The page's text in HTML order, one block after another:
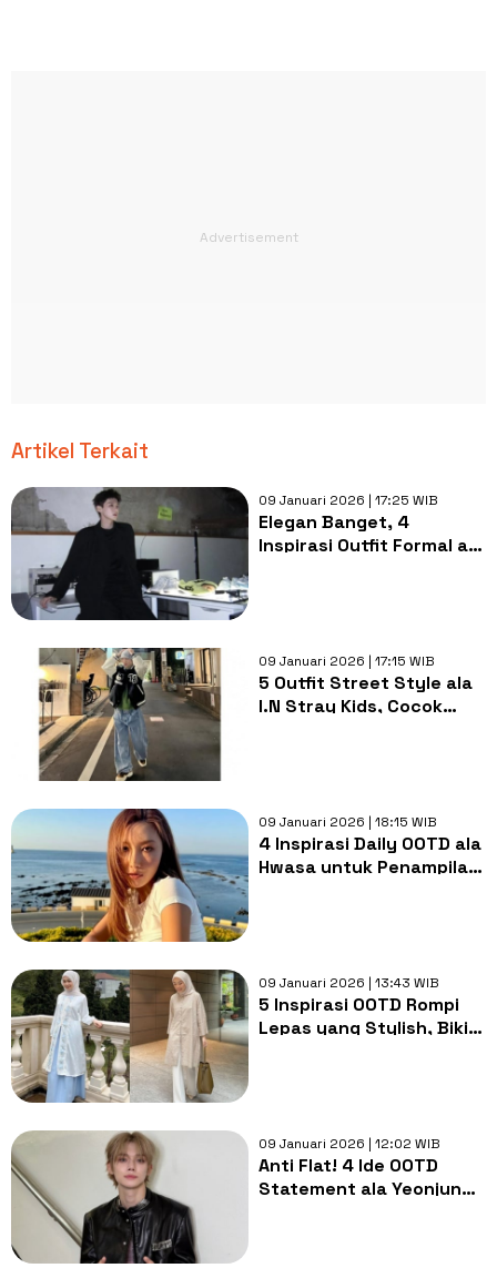
Artikel Terkait
09 Januari 2026 | 17:25 WIB
Elegan Banget, 4
Inspirasi Outfit Formal ala
09 Januari 2026 | 17:15 WIB
5 Outfit Street Style ala
I.N Stray Kids, Cocok
09 Januari 2026 | 18:15 WIB
4 Inspirasi Daily OOTD ala
Hwasa untuk Penampilan
09 Januari 2026 | 13:43 WIB
5 Inspirasi OOTD Rompi
Lepas yang Stylish, Bikin
09 Januari 2026 | 12:02 WIB
Anti Flat! 4 Ide OOTD
Statement ala Yeonjun